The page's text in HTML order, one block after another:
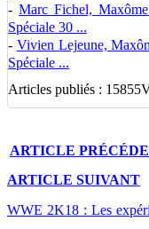
-Marc Fichel,
Spéciale 30 ...
- Vivien Lejeune,
Spéciale ...
Articles publiés : 15855
ARTICLE
ARTICLE SUIVANT
WWE 2K18 : Les